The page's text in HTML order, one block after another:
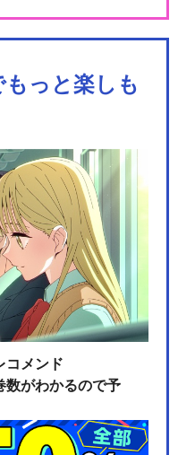
グとミミッキュ － ポケ
アニメシリー…
ーになりたいヤンチャ
ポケモンアニ…
ツボミ － ポケモンアニ
っと楽しも
コメンド
数がわかるので予